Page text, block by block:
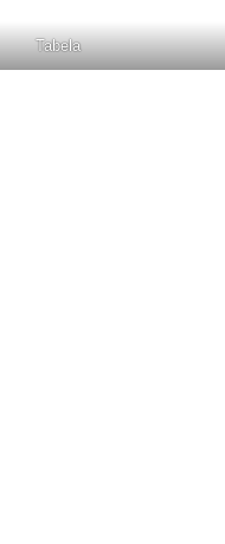
Fason Dijital Baskı